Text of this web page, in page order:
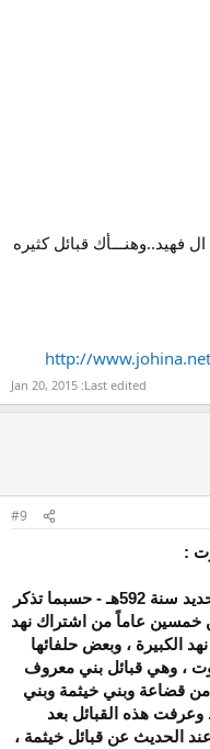
فهيد..وهنـــأك قبائل كثيره
http://
Last edited:
Jan 20, 2015
#9
:
في أواخر القرن السادس الهجري ، وبالتحديد سنة 592هـ - حسبما تذكر
خمسين عاماً من اشتراك نهد
الكبيرة ، وبعض حلفائها
، وهي قبائل بني معروف
قضاعة وبني خيثمة وبني
هذه القبائل بعد
الحديث عن قبائل خيثمة ،